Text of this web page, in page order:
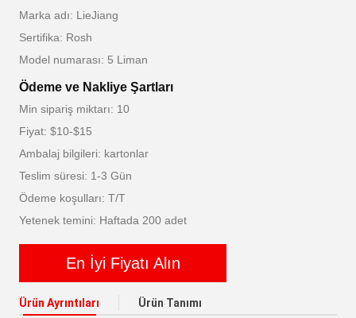
Marka adı: LieJiang
Sertifika: Rosh
Model numarası: 5 Liman
Ödeme ve Nakliye Şartları
Min sipariş miktarı: 10
Fiyat: $10-$15
Ambalaj bilgileri: kartonlar
Teslim süresi: 1-3 Gün
Ödeme koşulları: T/T
Yetenek temini: Haftada 200 adet
En İyi Fiyatı Alın
Ürün Ayrıntıları Ürün Tanımı